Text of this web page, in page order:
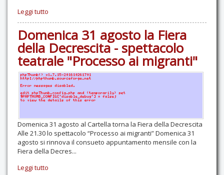
Leggi tutto
Domenica 31 agosto la Fiera
della Decrescita - spettacolo
teatrale "Processo ai migranti"
Domenica 31 agosto al Cartella torna la Fiera della Decrescita
Alle 21.30 lo spettacolo “Processo ai migranti” Domenica 31
agosto si rinnova il consueto appuntamento mensile con la
Fiera della Decres...
Leggi tutto